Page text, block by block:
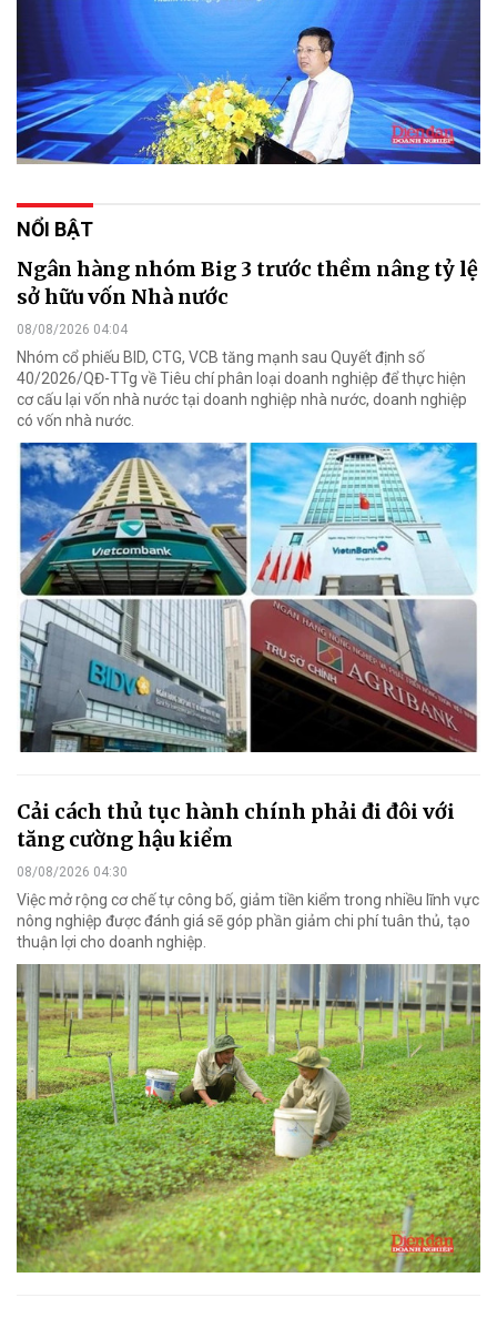
NỔI BẬT
Ngân hàng nhóm Big 3 trước thềm nâng tỷ lệ
sở hữu vốn Nhà nước
08/08/2026 04:04
Nhóm cổ phiếu BID, CTG, VCB tăng mạnh sau Quyết định số
40/2026/QĐ-TTg về Tiêu chí phân loại doanh nghiệp để thực hiện
cơ cấu lại vốn nhà nước tại doanh nghiệp nhà nước, doanh nghiệp
có vốn nhà nước.
Cải cách thủ tục hành chính phải đi đôi với
tăng cường hậu kiểm
08/08/2026 04:30
Việc mở rộng cơ chế tự công bố, giảm tiền kiểm trong nhiều lĩnh vực
nông nghiệp được đánh giá sẽ góp phần giảm chi phí tuân thủ, tạo
thuận lợi cho doanh nghiệp.